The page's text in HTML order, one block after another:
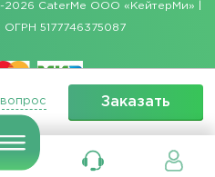
Заказать
вопрос
2026 CaterMe ООО «КейтерМи» |
5177746375087